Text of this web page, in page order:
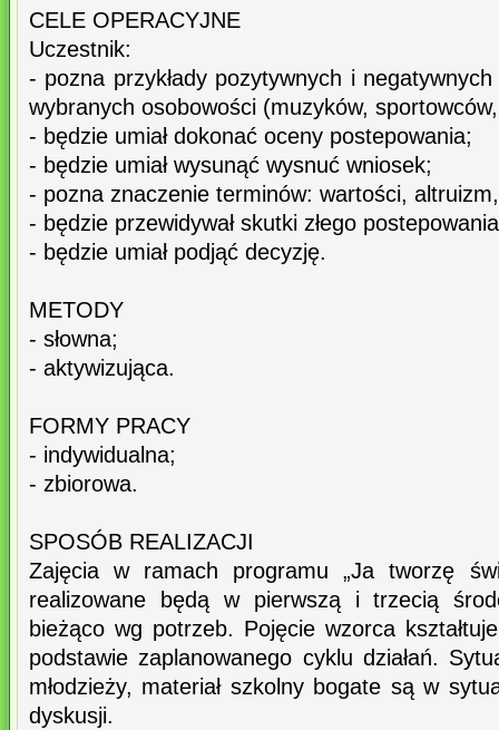
CELE OPERACYJNE
Uczestnik:
- pozna przykłady pozytywnych i
wybranych osobowości (muzyków,
- będzie umiał dokonać oceny postepowania;
- będzie umiał wysunąć wysnuć wniosek;
- pozna znaczenie terminów: wartości,
- będzie przewidywał skutki złego
- będzie umiał podjąć decyzję.
METODY
- słowna;
- aktywizująca.
FORMY PRACY
- indywidualna;
- zbiorowa.
SPOSÓB REALIZACJI
Zajęcia w ramach programu „Ja tworzę
realizowane będą w pierwszą i trzecią
bieżąco wg potrzeb. Pojęcie wzorca
podstawie zaplanowanego cyklu działań.
młodzieży, materiał szkolny bogate są w
dyskusji.